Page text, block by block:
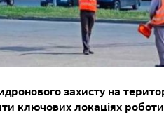
захисту на
ключових локаціях